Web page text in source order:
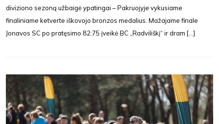
diviziono sezoną užbaigė ypatingai – Pakruojyje vykusiame
finaliniame ketverte iškovojo bronzos medalius. Mažajame finale
Jonavos SC po pratęsimo 82:75 įveikė BC „Radviliškį“ ir dram [...]